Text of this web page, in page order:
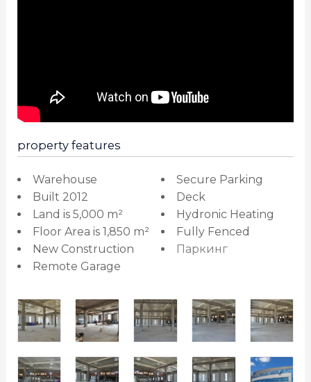
property features
Warehouse
Built 2012
Land is 5,000 m²
Floor Area is 1,850 m²
New Construction
Remote Garage
Secure Parking
Deck
Hydronic Heating
Fully Fenced
Паркинг